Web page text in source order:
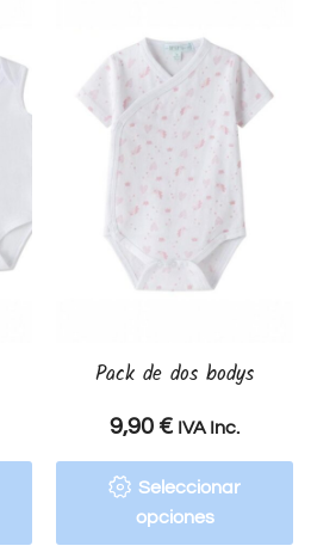
Pack de dos bodys
9,90 € IVA Inc.
Seleccionar
opciones